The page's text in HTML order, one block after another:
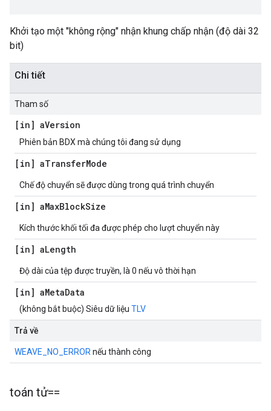
Khởi tạo một "không rộng" nhận khung chấp nhận (độ dài 32
bit)
Chi tiết
Tham số
[in] aVersion
Phiên bản BDX mà chúng tôi đang sử dụng
[in] aTransferMode
Chế độ chuyển sẽ được dùng trong quá trình chuyển
[in] aMaxBlockSize
Kích thước khối tối đa được phép cho lượt chuyển này
[in] aLength
Độ dài của tệp được truyền, là 0 nếu vô thời hạn
[in] aMetaData
(không bắt buộc) Siêu dữ liệu TLV
Trả về
WEAVE_NO_ERROR nếu thành công
toán tử==